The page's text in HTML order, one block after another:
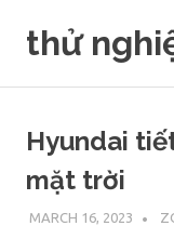
thử
Hyundai
mặt trời
MARCH 16, 2023